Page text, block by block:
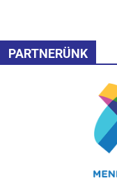
PARTNERÜNK